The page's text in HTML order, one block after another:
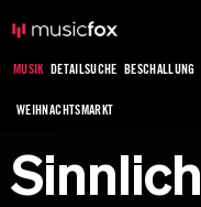
MUSIK DETAILSUCHE BESCHALLUNG
WEIHNACHTSMARKT
Sinnlich